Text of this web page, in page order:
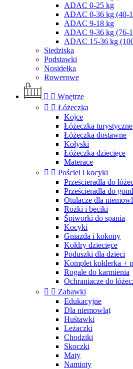
ADAC 0-25 kg
ADAC 0-36 kg (40-
ADAC 9-18 kg
ADAC 9-36 kg (76-
ADAC 15-36 kg
Siedziska
Podstawki
Nosidełka
Rowerowe
  Wnętrze
  Łóżeczka
Kojce
Łóżeczka turystyczne
Łóżeczka dostawne
Kołyski
Łóżeczka dziecięce
Materace
  Pościel i kocyki
Prześcieradła do
Prześcieradła do
Otulacze dla
Rożki i beciki
Śpiworki do spania
Kocyki
Gniazda i kokony
Kołdry dziecięce
Poduszki dla dzieci
Komplet kołderka +
Rogale do karmienia
Ochraniacze do
  Zabawki
Edukacyjne
Dla niemowląt
Huśtawki
Leżaczki
Chodziki
Skoczki
Maty
Namioty